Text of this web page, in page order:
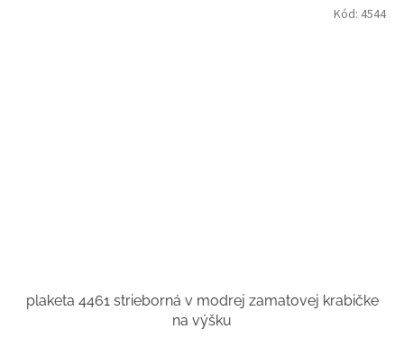
plaketa 4461 strieborná v modrej zamatovej krabičke
na výšku
Kód: 4544